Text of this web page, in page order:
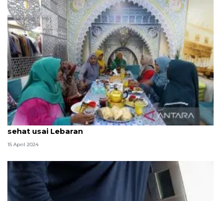
Cek kesehatan dan kelola stres jadi cara jaga tubuh
sehat usai Lebaran
15 April 2024